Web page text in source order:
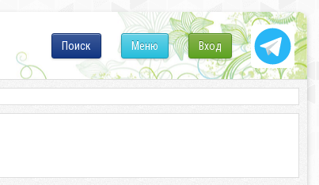
Вход
Меню
Поиск